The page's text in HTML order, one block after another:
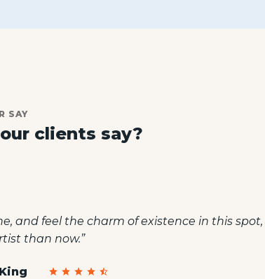
SAY
clients say?
and feel the charm of existence in this
than now.”